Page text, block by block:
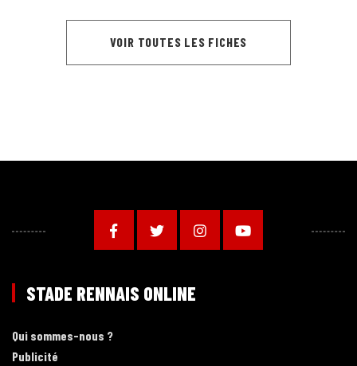
VOIR TOUTES LES FICHES
STADE RENNAIS ONLINE
Qui sommes-nous ?
Publicité